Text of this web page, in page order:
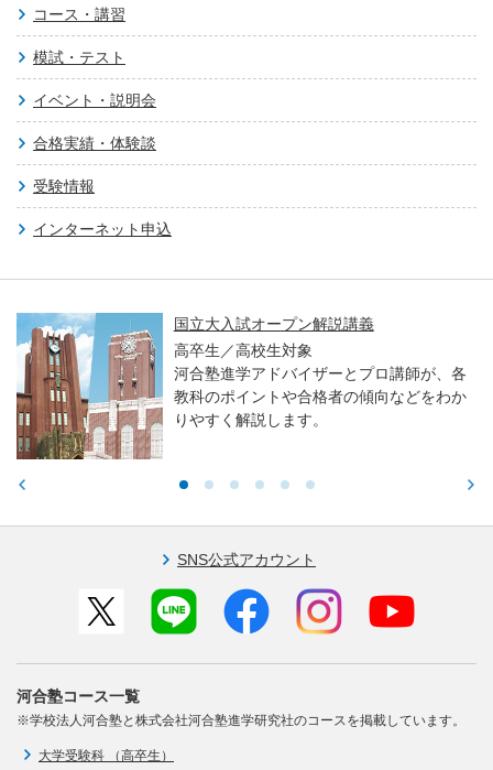
コース・講習
模試・テスト
イベント・説明会
合格実績・体験談
受験情報
インターネット申込
国立大入試オープン解説講義
高卒生／高校生対象
河合塾進学アドバイザーとプロ講師が、各
教科のポイントや合格者の傾向などをわか
りやすく解説します。
SNS公式アカウント
河合塾コース一覧
※学校法人河合塾と株式会社河合塾進学研究社のコースを掲載しています。
大学受験科 （高卒生）